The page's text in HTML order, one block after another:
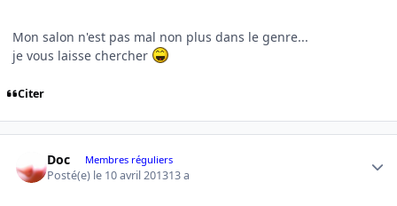
Mon salon n'est pas mal non plus dans le genre...
je vous laisse chercher
Citer
Doc Membres réguliers
Posté(e) le 10 avril 201313 a